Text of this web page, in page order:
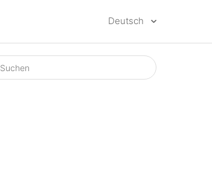
Deutsch